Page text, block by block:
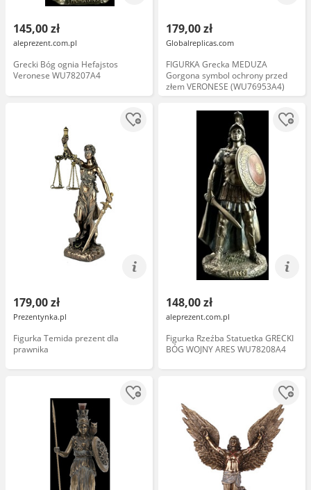
145,00 zł
aleprezent.com.pl
Grecki Bóg ognia Hefajstos
Veronese WU78207A4
179,00 zł
Globalreplicas.com
FIGURKA Grecka MEDUZA
Gorgona symbol ochrony przed
złem VERONESE (WU76953A4)
179,00 zł
Prezentynka.pl
Figurka Temida prezent dla
prawnika
148,00 zł
aleprezent.com.pl
Figurka Rzeźba Statuetka GRECKI
BÓG WOJNY ARES WU78208A4